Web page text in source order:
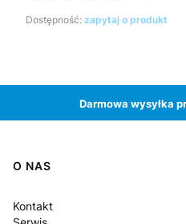
Dostępność: zapytaj o produkt
Darmowa wysyłka
Linki w stopce
O NAS
Kontakt